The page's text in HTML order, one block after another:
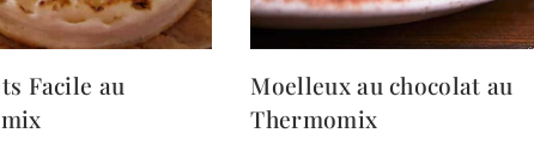
Facile au
Moelleux au chocolat au
Thermomix